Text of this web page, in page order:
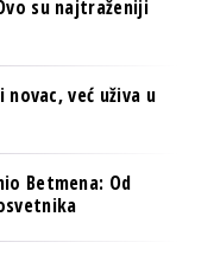
su najtraženiji
već uživa u
Betmena: Od